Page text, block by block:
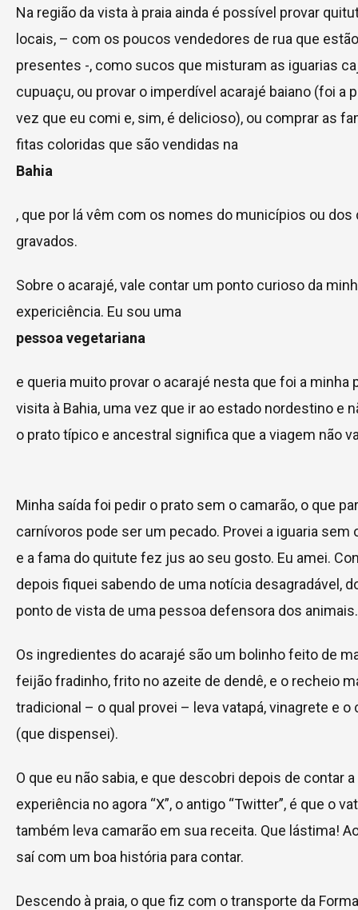
Na região da vista à praia ainda é possível provar
locais, – com os poucos vendedores de rua que estão
presentes -, como sucos que misturam as iguarias
cupuaçu, ou provar o imperdível acarajé baiano (foi a
vez que eu comi e, sim, é delicioso), ou comprar as
fitas coloridas que são vendidas na
Bahia
, que por lá vêm com os nomes do municípios ou
gravados.
Sobre o acarajé, vale contar um ponto curioso da
expericiência. Eu sou uma
pessoa vegetariana
e queria muito provar o acarajé nesta que foi a minha
visita à Bahia, uma vez que ir ao estado nordestino e
o prato típico e ancestral significa que a viagem não
Minha saída foi pedir o prato sem o camarão, o que
carnívoros pode ser um pecado. Provei a iguaria sem
e a fama do quitute fez jus ao seu gosto. Eu amei.
depois fiquei sabendo de uma notícia desagradável,
ponto de vista de uma pessoa defensora dos animais.
Os ingredientes do acarajé são um bolinho feito de
feijão fradinho, frito no azeite de dendê, e o recheio
tradicional – o qual provei – leva vatapá, vinagrete e o
(que dispensei).
O que eu não sabia, e que descobri depois de contar a
experiência no agora “X”, o antigo “Twitter”, é que o
também leva camarão em sua receita. Que lástima!
saí com um boa história para contar.
Descendo à praia, o que fiz com o transporte da Forma